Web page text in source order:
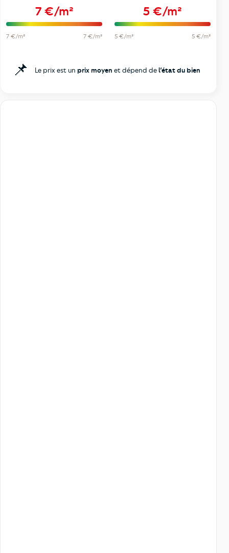
7 €/m²
7 €/m² 7 €/m²
5 €/m²
5 €/m² 5 €/m²
📌 Le prix est un prix moyen et dépend del’état du bien